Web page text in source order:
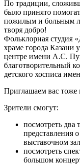
По традиции,
было принято
пожилым и больным
творя добро!
Фольклорная студия
храме города Казани
центре имени А.С.
благотворительный
детского хосписа
Приглашаем вас тоже
Зрители смогут:
посмотреть
представления
выставочном
посмотреть
большом